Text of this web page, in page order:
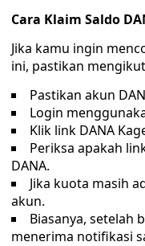
Cara Klaim Saldo
Jika kamu ingin
ini, pastikan
Pastikan akun
Login
Klik link DANA
Periksa apakah
DANA.
Jika kuota masih
akun.
Biasanya, setelah
menerima notifikasi